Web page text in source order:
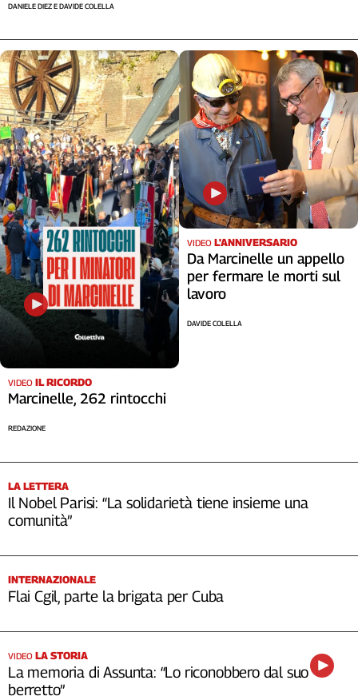
DANIELE DIEZ E DAVIDE COLELLA
VIDEO IL RICORDO
Marcinelle, 262 rintocchi
REDAZIONE
VIDEO L'ANNIVERSARIO
Da Marcinelle un appello
per fermare le morti sul
lavoro
DAVIDE COLELLA
LA LETTERA
Il Nobel Parisi: “La solidarietà tiene insieme una
comunità”
INTERNAZIONALE
Flai Cgil, parte la brigata per Cuba
VIDEO LA STORIA
La memoria di Assunta: “Lo riconobbero dal suo
berretto”